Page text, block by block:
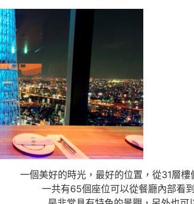
一個美好的時光，最好的位置，從31層
一共有65個座位可以從餐廳內部看